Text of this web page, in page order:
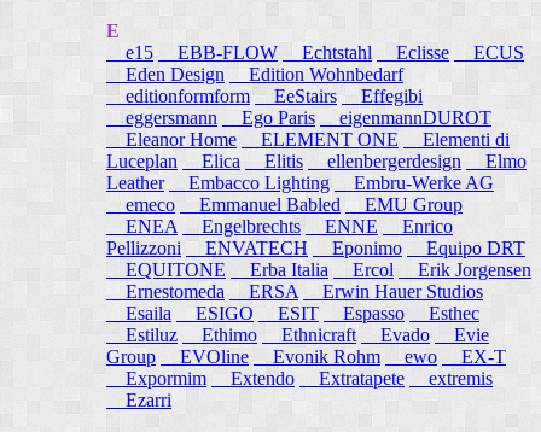
E
e15 EBB-FLOW Echtstahl Eclisse
ECUS
Eden Design
Edition Wohnbedarf
editionformform
EeStairs
Effegibi
eggersmann
Ego Paris
eigenmannDUROT
Eleanor Home
ELEMENT ONE
Elementi di
Luceplan
Elica Elitis ellenbergerdesign
Elmo
Leather
Embacco Lighting
Embru-Werke AG
emeco
Emmanuel Babled
EMU Group
ENEA
Engelbrechts ENNE
Enrico
Pellizzoni ENVATECH Eponimo
Equipo DRT
EQUITONE
Erba Italia Ercol
Erik Jorgensen
Ernestomeda
ERSA
Erwin Hauer Studios
Esaila
ESIGO ESIT Espasso
Esthec
Estiluz
Ethimo Ethnicraft Evado
Evie
Group
EVOline Evonik Rohm ewo
EX-T
Expormim
Extendo Extratapete
extremis
Ezarri